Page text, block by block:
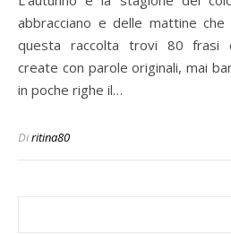
abbracciano e delle mattine
questa raccolta trovi 80 frasi
create con parole originali, mai
in poche righe il…
Diritina80